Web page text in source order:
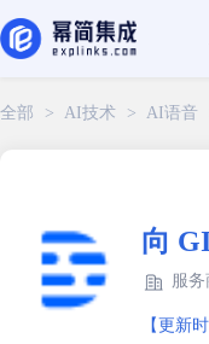
全部 > AI技术 > AI语音
向
服务
【更新